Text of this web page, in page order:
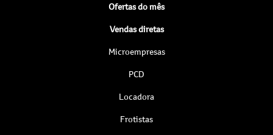
Ofertas do mês
Vendas diretas
Microempresas
PCD
Locadora
Frotistas